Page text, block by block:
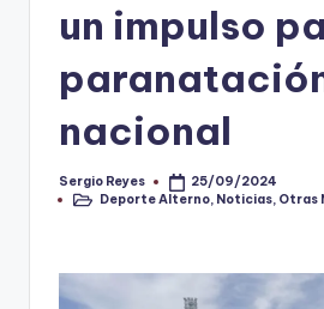
un impulso
nacional
Publicado
por
Sergio Reyes
25/09/2024
Publicado
Deporte Alterno, Noticias, Otras